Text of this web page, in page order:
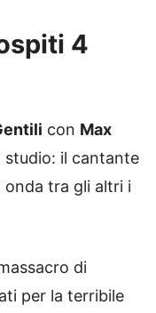
4
con Max
studio: il cantante
onda tra gli altri i
di
per la terribile